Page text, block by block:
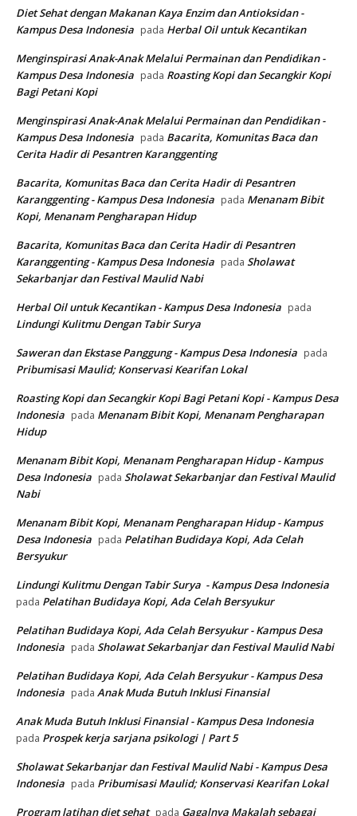
Diet Sehat dengan Makanan Kaya Enzim dan Antioksidan -
Kampus Desa Indonesia pada Herbal Oil untuk Kecantikan
Menginspirasi Anak-Anak Melalui Permainan dan Pendidikan -
Kampus Desa Indonesia pada Roasting Kopi dan Secangkir Kopi
Bagi Petani Kopi
Menginspirasi Anak-Anak Melalui Permainan dan Pendidikan -
Kampus Desa Indonesia pada Bacarita, Komunitas Baca dan
Cerita Hadir di Pesantren Karanggenting
Bacarita, Komunitas Baca dan Cerita Hadir di Pesantren
Karanggenting - Kampus Desa Indonesia pada Menanam Bibit
Kopi, Menanam Pengharapan Hidup
Bacarita, Komunitas Baca dan Cerita Hadir di Pesantren
Karanggenting - Kampus Desa Indonesia pada Sholawat
Sekarbanjar dan Festival Maulid Nabi
Herbal Oil untuk Kecantikan - Kampus Desa Indonesia pada
Lindungi Kulitmu Dengan Tabir Surya
Saweran dan Ekstase Panggung - Kampus Desa Indonesia pada
Pribumisasi Maulid; Konservasi Kearifan Lokal
Roasting Kopi dan Secangkir Kopi Bagi Petani Kopi - Kampus Desa
Indonesia pada Menanam Bibit Kopi, Menanam Pengharapan
Hidup
Menanam Bibit Kopi, Menanam Pengharapan Hidup - Kampus
Desa Indonesia pada Sholawat Sekarbanjar dan Festival Maulid
Nabi
Menanam Bibit Kopi, Menanam Pengharapan Hidup - Kampus
Desa Indonesia pada Pelatihan Budidaya Kopi, Ada Celah
Bersyukur
Lindungi Kulitmu Dengan Tabir Surya - Kampus Desa Indonesia
pada Pelatihan Budidaya Kopi, Ada Celah Bersyukur
Pelatihan Budidaya Kopi, Ada Celah Bersyukur - Kampus Desa
Indonesia pada Sholawat Sekarbanjar dan Festival Maulid Nabi
Pelatihan Budidaya Kopi, Ada Celah Bersyukur - Kampus Desa
Indonesia pada Anak Muda Butuh Inklusi Finansial
Anak Muda Butuh Inklusi Finansial - Kampus Desa Indonesia
pada Prospek kerja sarjana psikologi | Part 5
Sholawat Sekarbanjar dan Festival Maulid Nabi - Kampus Desa
Indonesia pada Pribumisasi Maulid; Konservasi Kearifan Lokal
Program latihan diet sehat pada Gagalnya Makalah sebagai